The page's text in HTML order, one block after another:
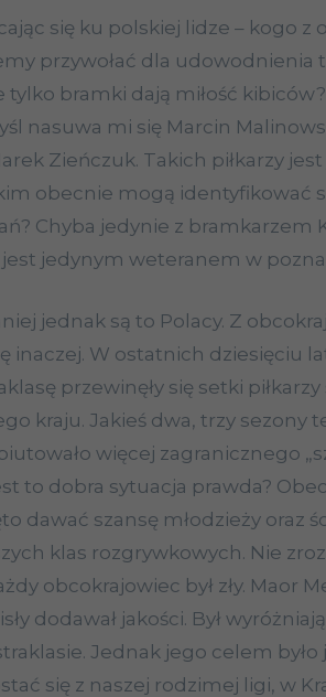
się ku polskiej lidze – kogo z
przywołać dla udowodnienia
tylko bramki dają miłość
nasuwa mi się Marcin
Zieńczuk. Takich piłkarzy
obecnie mogą identyfikować
Chyba jedynie z bramkarzem
jest jedynym weteranem w
jednak są to Polacy. Z
inaczej. W ostatnich dziesięciu
przewinęły się setki
kraju. Jakieś dwa, trzy sezony
więcej zagranicznego
to dobra sytuacja prawda?
dawać szansę młodzieży oraz
klas rozgrywkowych. Nie
obcokrajowiec był zły. Maor
dodawał jakości. Był
Jednak jego celem było
się z naszej rodzimej ligi, w